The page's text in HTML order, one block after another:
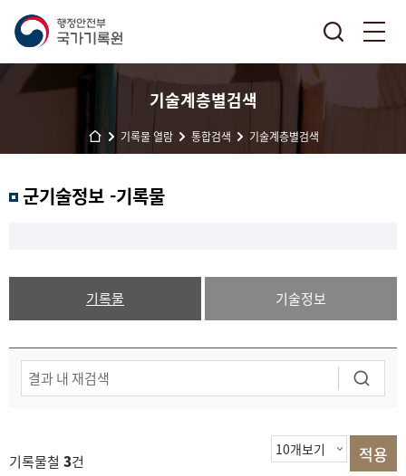
기술계층별검색
기록물 열람 통합검색 기술계층별검색
군기술정보 -기록물
기록물 기술정보
기록물철 3건